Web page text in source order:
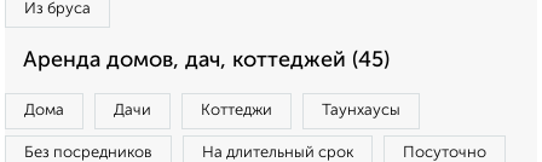
Из бруса
Аренда домов, дач, коттеджей (45)
Дома Дачи Коттеджи Таунхаусы
Без посредников На длительный срок Посуточно